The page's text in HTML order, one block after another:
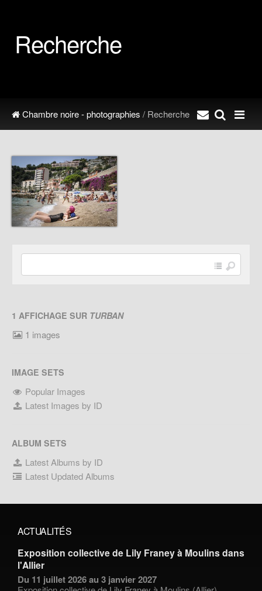
Recherche
Chambre noire - photographies / Recherche
1 AFFICHAGE SUR TURBAN
1 images
IMAGE SETS
Popular Images
Latest Images by ID
ALBUM SETS
Latest Albums by ID
Latest Updated Albums
ACTUALITÉS
Exposition collective de Lily Franey à Moulins dans
l'Allier
Du 11 juillet 2026 au 3 janvier 2027